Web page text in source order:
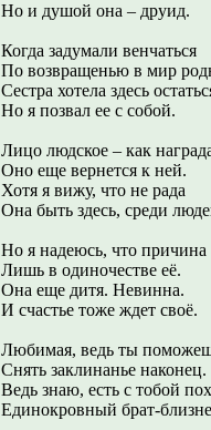
Но и душой она – друид.
Когда задумали венчаться
По возвращенью в мир
Сестра хотела здесь
Но я позвал ее с собой.
Лицо людское – как
Оно еще вернется к ней.
Хотя я вижу, что не рада
Она быть здесь, среди
Но я надеюсь, что причина
Лишь в одиночестве её.
Она еще дитя. Невинна.
И счастье тоже ждет своё.
Любимая, ведь ты
Снять заклинанье наконец.
Ведь знаю, есть с тобой
Единокровный брат-